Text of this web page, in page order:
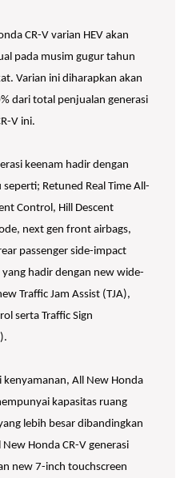
CR-V varian HEV akan
pada musim gugur tahun
Varian ini diharapkan akan
dari total penjualan generasi
V ini.
keenam hadir dengan
Retuned Real Time All-
Control, Hill Descent
next gen front airbags,
passenger side-impact
hadir dengan new wide-
Traffic Jam Assist (TJA),
serta Traffic Sign
All New Honda
kapasitas ruang
lebih besar dibandingkan
Honda CR-V generasi
new 7-inch touchscreen